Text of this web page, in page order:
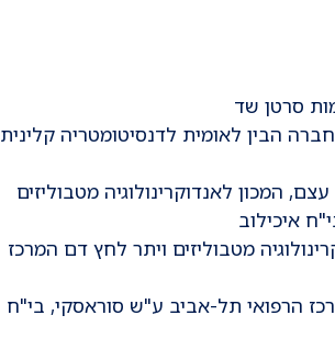
החברה הבין לאומית לדנסיטומטריה קלינית
עצם, המכון לאנדוקרינולוגיה מטבוליזים
איכילוב
מטבוליזים ויתר לחץ דם המרכז
המרכז הרפואי תל-אביב ע"ש סוראסקי, בי"ח